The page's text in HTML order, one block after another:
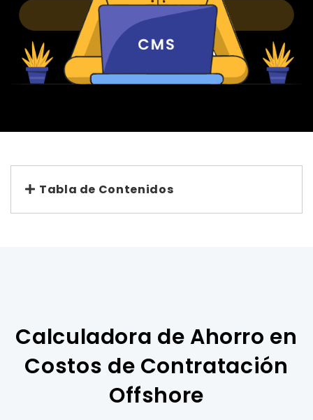
Tabla de Contenidos
Calculadora de Ahorro en
Costos de Contratación
Offshore